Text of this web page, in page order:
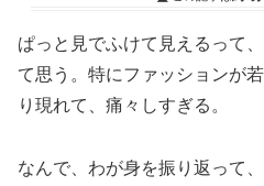
ぱっと見でふけて見えるって
て思う。特にファッションが
り現れて、痛々しすぎる。
なんで、わが身を振り返って